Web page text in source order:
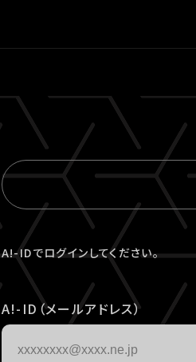
A!-IDでログインしてください。
A!-ID（メールアドレス）